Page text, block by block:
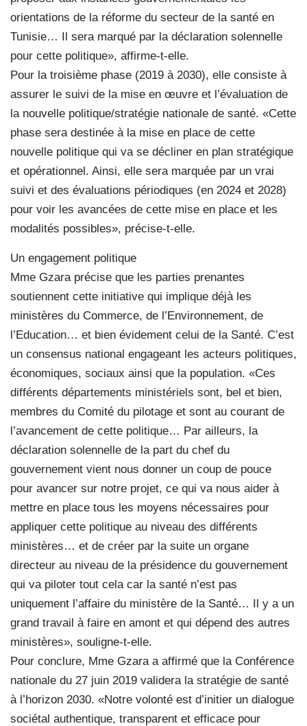
orientations de la réforme du secteur de la santé en
Tunisie… Il sera marqué par la déclaration solennelle
pour cette politique», affirme-t-elle.
Pour la troisième phase (2019 à 2030), elle consiste à
assurer le suivi de la mise en œuvre et l’évaluation de
la nouvelle politique/stratégie nationale de santé. «Cette
phase sera destinée à la mise en place de cette
nouvelle politique qui va se décliner en plan stratégique
et opérationnel. Ainsi, elle sera marquée par un vrai
suivi et des évaluations périodiques (en 2024 et 2028)
pour voir les avancées de cette mise en place et les
modalités possibles», précise-t-elle.
Un engagement politique
Mme Gzara précise que les parties prenantes
soutiennent cette initiative qui implique déjà les
ministères du Commerce, de l’Environnement, de
l’Education… et bien évidement celui de la Santé. C’est
un consensus national engageant les acteurs politiques,
économiques, sociaux ainsi que la population. «Ces
différents départements ministériels sont, bel et bien,
membres du Comité du pilotage et sont au courant de
l’avancement de cette politique… Par ailleurs, la
déclaration solennelle de la part du chef du
gouvernement vient nous donner un coup de pouce
pour avancer sur notre projet, ce qui va nous aider à
mettre en place tous les moyens nécessaires pour
appliquer cette politique au niveau des différents
ministères… et de créer par la suite un organe
directeur au niveau de la présidence du gouvernement
qui va piloter tout cela car la santé n’est pas
uniquement l’affaire du ministère de la Santé… Il y a un
grand travail à faire en amont et qui dépend des autres
ministères», souligne-t-elle.
Pour conclure, Mme Gzara a affirmé que la Conférence
nationale du 27 juin 2019 validera la stratégie de santé
à l’horizon 2030. «Notre volonté est d’initier un dialogue
sociétal authentique, transparent et efficace pour